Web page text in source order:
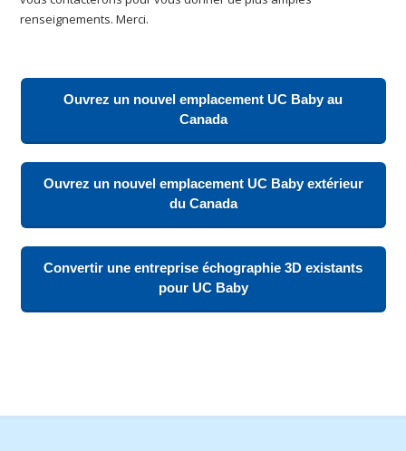
renseignements. Merci.
Ouvrez un nouvel emplacement UC Baby au
Canada
Ouvrez un nouvel emplacement UC Baby extérieur
du Canada
Convertir une entreprise échographie 3D existants
pour UC Baby